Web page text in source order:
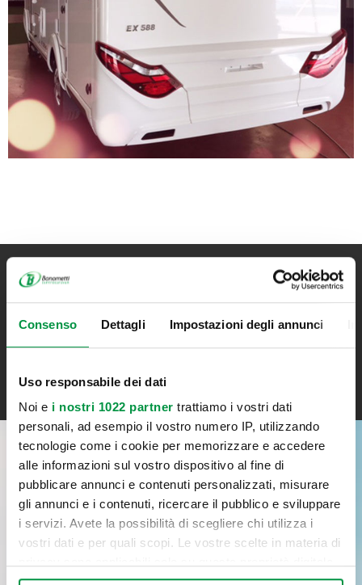
Consenso Dettagli Impostazioni degli annunci
Uso responsabile dei dati
Noi e i nostri 1022 partner trattiamo i vostri dati
personali, ad esempio il vostro numero IP, utilizzando
tecnologie come i cookie per memorizzare e accedere
alle informazioni sul vostro dispositivo al fine di
pubblicare annunci e contenuti personalizzati, misurare
gli annunci e i contenuti, ricercare il pubblico e sviluppare
i servizi. Avete la possibilità di scegliere chi utilizza i
vostri dati e per quali scopi. Le vostre scelte in materia di
in cui avete effettuato le vostre scelte. È possibile
Iscriviti alla newsletter
Resta aggiornato su tutte le novità Bonometti
RICHIEDI INFORMAZIONI
(*) campi obbligatori